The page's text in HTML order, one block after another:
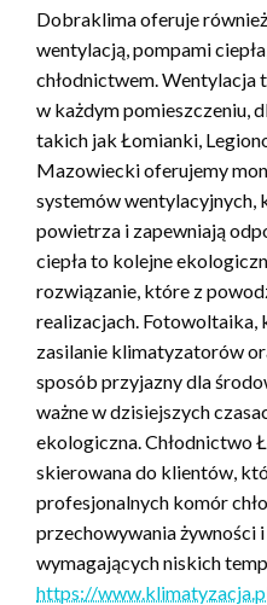
Dobraklima oferuje
wentylacją, pompami
chłodnictwem.
w każdym pomieszczeniu,
takich jak Łomianki,
Mazowiecki oferujemy
systemów wentylacyjnych,
powietrza i zapewniają
ciepła to kolejne
rozwiązanie, które z
realizacjach. Fotowoltaika,
zasilanie klimatyzatorów
sposób przyjazny dla
ważne w dzisiejszych
ekologiczna. Chłodnictwo
skierowana do klientów,
profesjonalnych komór
przechowywania żywności
wymagających niskich
https://